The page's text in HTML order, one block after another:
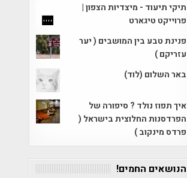
תיקי תיעוד - מיצדיות הצפון |
פרוייקט טיגארט
פנינת טבע בין המושבים ( יער
עזריקם )
באר השלום (לוד)
איך תפוז נולד ? סיפורה של
הפרדסנות החלוצית בישראל (
פרדס מינקוב )
הנושאים החמים!